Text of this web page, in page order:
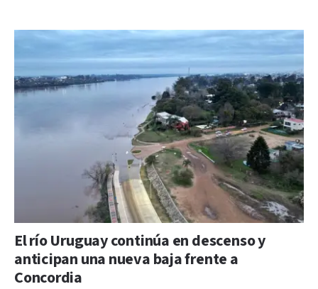
El río Uruguay continúa en descenso y
anticipan una nueva baja frente a
Concordia